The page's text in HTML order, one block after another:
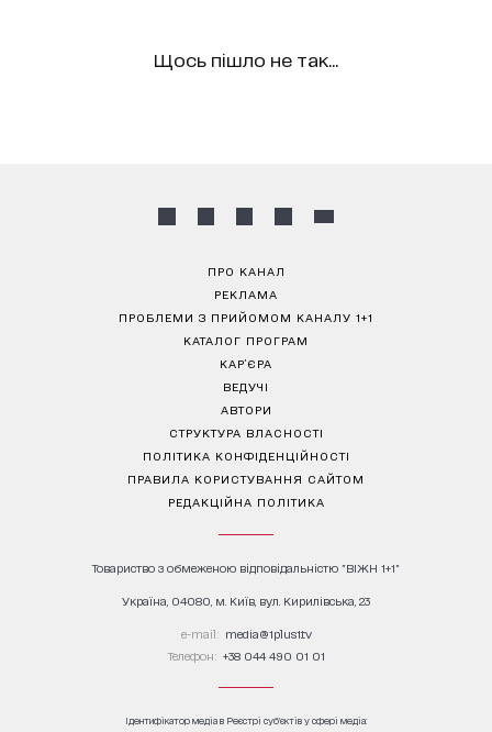
Щось пішло не так...
ПРО КАНАЛ
РЕКЛАМА
ПРОБЛЕМИ З ПРИЙОМОМ КАНАЛУ 1+1
КАТАЛОГ ПРОГРАМ
КАР’ЄРА
ВЕДУЧІ
АВТОРИ
СТРУКТУРА ВЛАСНОСТІ
ПОЛІТИКА КОНФІДЕНЦІЙНОСТІ
ПРАВИЛА КОРИСТУВАННЯ САЙТОМ
РЕДАКЦІЙНА ПОЛІТИКА
Товариство з обмеженою відповідальністю "ВІЖН 1+1"
Україна, 04080, м. Київ, вул. Кирилівська, 23
е-mail: media@1plus1.tv
Телефон: +38 044 490 01 01
Ідентифікатор медіа в Реєстрі суб’єктів у сфері медіа: